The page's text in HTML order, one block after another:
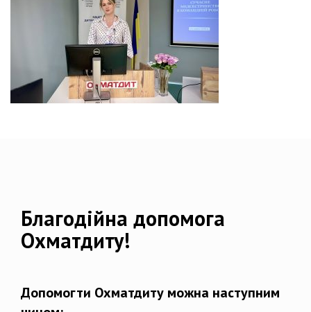
Благодійна допомога
Охматдиту!
Допомогти Охматдиту можна наступним